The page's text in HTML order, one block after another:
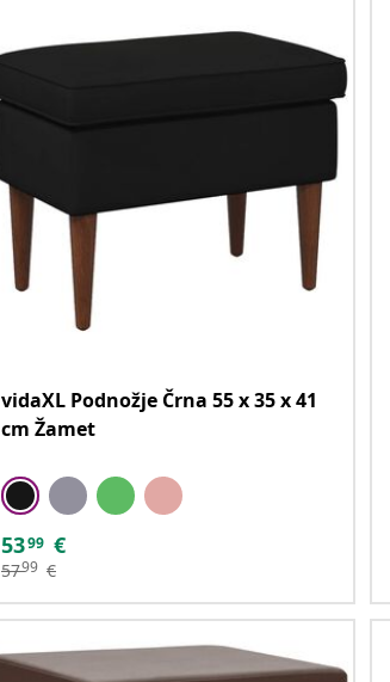
vidaXL Podnožje Črna 55 x 35 x 41
cm Žamet
5399 €
5799 €